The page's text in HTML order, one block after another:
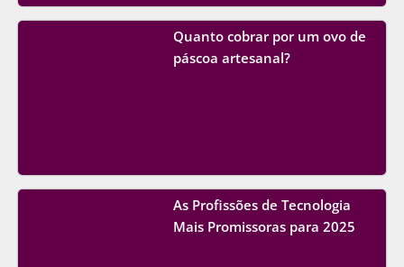
Quanto cobrar por um ovo de
páscoa artesanal?
As Profissões de Tecnologia
Mais Promissoras para 2025